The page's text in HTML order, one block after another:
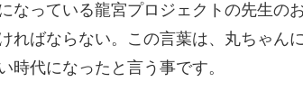
なっている龍宮プロジェクトの先生
ればならない。この言葉は、丸ちゃん
時代になったと言う事です。